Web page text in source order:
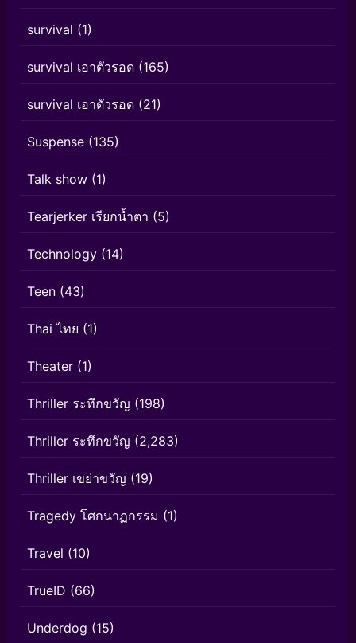
survival (1)
survival เอาตัวรอด (165)
survival เอาตัวรอด (21)
Suspense (135)
Talk show (1)
Tearjerker เรียกน้ำตา (5)
Technology (14)
Teen (43)
Thai ไทย (1)
Theater (1)
Thriller ระทึกขวัญ (198)
Thriller ระทึกขวัญ (2,283)
Thriller เขย่าขวัญ (19)
Tragedy โศกนาฏกรรม (1)
Travel (10)
TrueID (66)
Underdog (15)